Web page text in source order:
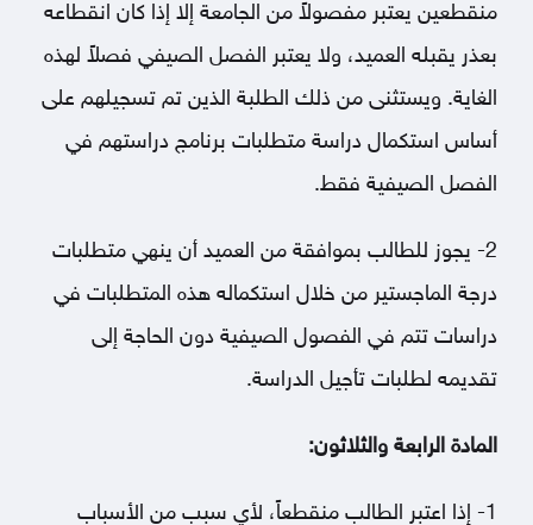
منقطعين يعتبر مفصولاً من الجامعة إلا إذا كان انقطاعه
بعذر يقبله العميد، ولا يعتبر الفصل الصيفي فصلاً لهذه
الغاية. ويستثنى من ذلك الطلبة الذين تم تسجيلهم على
أساس استكمال دراسة متطلبات برنامج دراستهم في
الفصل الصيفية فقط.
2- يجوز للطالب بموافقة من العميد أن ينهي متطلبات
درجة الماجستير من خلال استكماله هذه المتطلبات في
دراسات تتم في الفصول الصيفية دون الحاجة إلى
تقديمه لطلبات تأجيل الدراسة.
المادة الرابعة والثلاثون:
1- إذا اعتبر الطالب منقطعاً، لأي سبب من الأسباب